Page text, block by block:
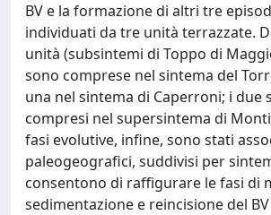
BV e la formazione di altri tre
individuati da tre unità terrazzate.
unità (subsintemi di Toppo di
sono comprese nel sintema del
una nel sintema di Caperroni; i due
compresi nel supersintema di
fasi evolutive, infine, sono stati
paleogeografici, suddivisi per
consentono di raffigurare le fasi di
sedimentazione e reincisione del